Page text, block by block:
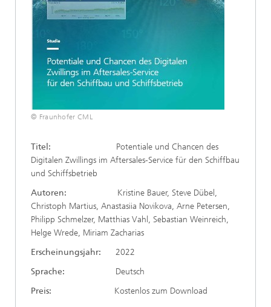
© Fraunhofer CML
Titel: Potentiale und Chancen des
Digitalen Zwillings im Aftersales-Service für den Schiffbau
und Schiffsbetrieb
Autoren: Kristine Bauer, Steve Dübel,
Christoph Martius, Anastasiia Novikova, Arne Petersen,
Philipp Schmelzer, Matthias Vahl, Sebastian Weinreich,
Helge Wrede, Miriam Zacharias
Erscheinungsjahr: 2022
Sprache:
Deutsch
Preis:
Kostenlos zum Download